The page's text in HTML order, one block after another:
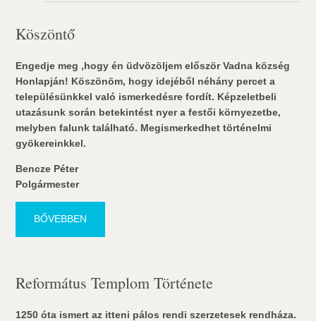
Köszöntő
Engedje meg ,hogy én üdvözöljem először Vadna község
Honlapján! Köszönöm, hogy idejéből néhány percet a
településünkkel való ismerkedésre fordít. Képzeletbeli
utazásunk során betekintést nyer a festői környezetbe,
melyben falunk található. Megismerkedhet történelmi
gyökereinkkel.
Bencze Péter
Polgármester
BŐVEBBEN
Református Templom Története
1250 óta ismert az itteni pálos rendi szerzetesek rendháza.